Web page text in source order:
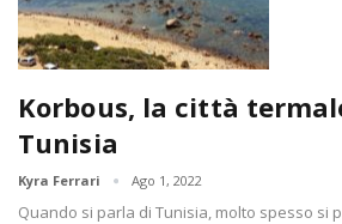
Korbous, la città
Tunisia
Kyra Ferrari Ago 1, 2022
Quando si parla di Tunisia, molto spesso si